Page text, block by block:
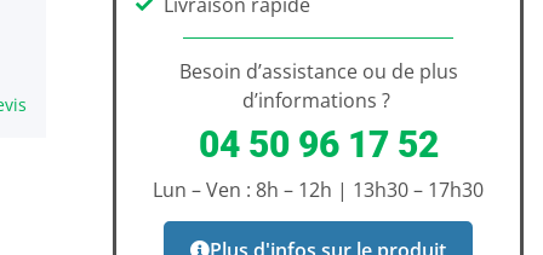
Besoin d’assistance ou de plus
d’informations ?
04 50 96 17 52
Lun – Ven : 8h – 12h | 13h30 – 17h30